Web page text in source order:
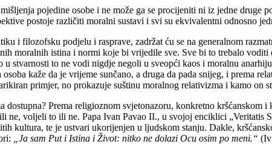
pojedine osobe i ne može ga se procijeniti ni iz jedne druge
postoje različiti moralni sustavi i svi su ekvivalentni odnosno
i filozofsku podjelu i rasprave, zadržat ću se na generalnom
moralnih istina i normi koje bi vrijedile sve. Sve bi to trebalo
stvarnosti to ne vodi nigdje negoli u sveopći kaos i moralnu
kaže da je vrijeme sunčano, a druga da pada snijeg, i prema
primjer, no prokazuje suštinu moralnog relativizma i kamo on
Prema religioznom svjetonazoru, konkretno
ne, voljeli to ili ne. Papa Ivan Pavao II., u svojoj enciklici
kultura, te je ustvari ukorijenjen u ljudskom stanju. Dakle,
„Ja sam Put i Istina i Život: nitko ne dolazi Ocu osim po meni.“ (Iv